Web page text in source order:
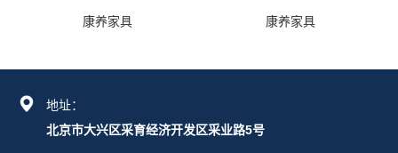
康养家具 康养家具
地址：
北京市大兴区采育经济开发区采业路5号